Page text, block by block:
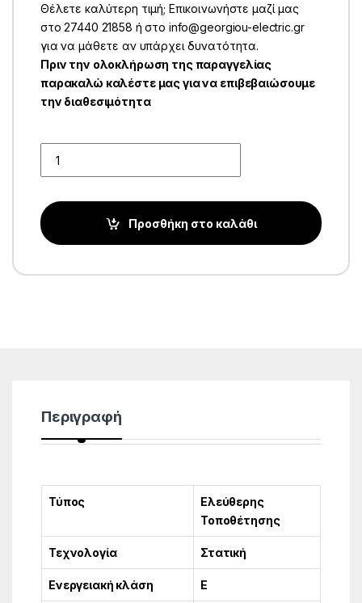
Θέλετε καλύτερη τιμή; Επικοινωνήστε μαζί μας
στο 27440 21858 ή στο info@georgiou-electric.gr
για να μάθετε αν υπάρχει δυνατότητα.
Πριν την ολοκλήρωση της παραγγελίας
παρακαλώ καλέστε μας για να επιβεβαιώσουμε
την διαθεσιμότητα
Προσθήκη στο καλάθι
Περιγραφή
Τύπος
Ελεύθερης
Τοποθέτησης
Τεχνολογία Στατική
Ενεργειακή κλάση E